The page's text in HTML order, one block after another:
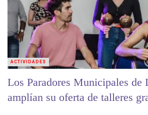
Los Paradores Municipales de
amplían su oferta de talleres
ACTIVIDADES